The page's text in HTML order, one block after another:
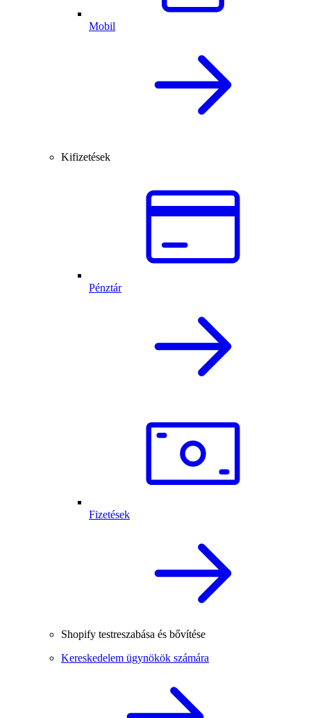
Mobil
Kifizetések
Pénztár
Fizetések
Shopify testreszabása és bővítése
Kereskedelem ügynökök számára